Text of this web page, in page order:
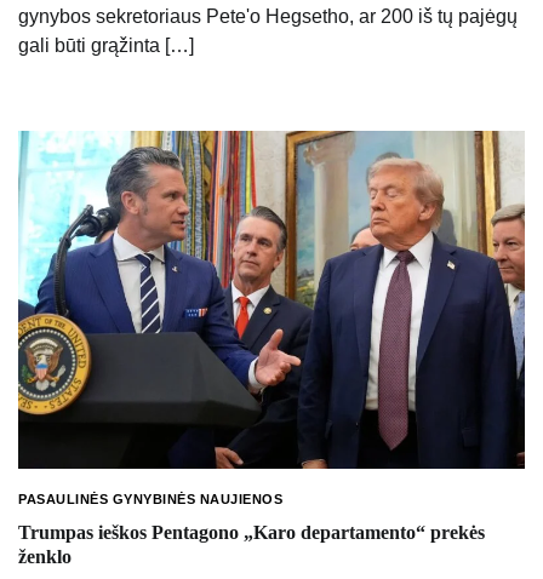
gynybos sekretoriaus Pete'o Hegsetho, ar 200 iš tų pajėgų
gali būti grąžinta […]
PASAULINĖS GYNYBINĖS NAUJIENOS
Trumpas ieškos Pentagono „Karo departamento“ prekės
ženklo